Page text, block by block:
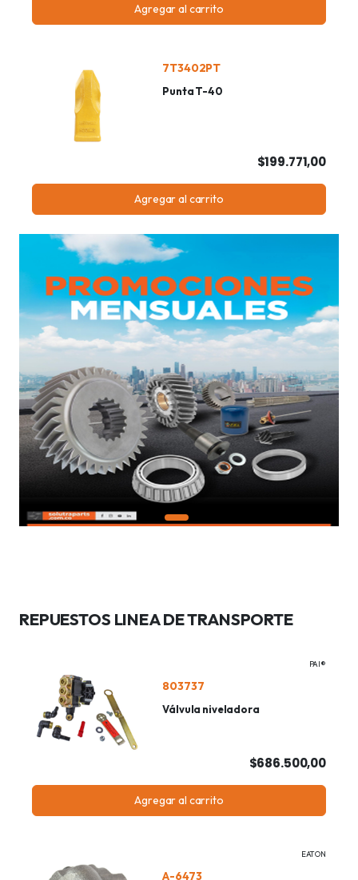
Agregar al carrito
7T3402PT
Punta T-40
$199.771,00
Agregar al carrito
REPUESTOS LINEA DE TRANSPORTE
PAI®
803737
Válvula niveladora
$686.500,00
Agregar al carrito
EATON
A-6473